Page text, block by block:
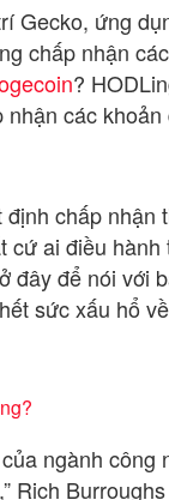
Gecko, ứng
chấp nhận
?
các
định chấp nhận
cứ ai điều
để nói với
sức xấu hổ
ngành công
Rich Burroughs